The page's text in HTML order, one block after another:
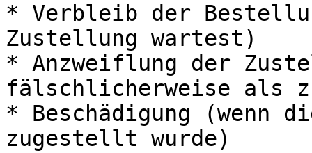
* Verbleib der
Zustellung wartest)
* Anzweiflung der
fälschlicherweise als
* Beschädigung (wenn
zugestellt wurde)